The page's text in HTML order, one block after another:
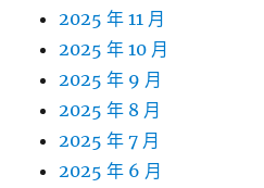
2025 年 11 月
2025 年 10 月
2025 年 9 月
2025 年 8 月
2025 年 7 月
2025 年 6 月